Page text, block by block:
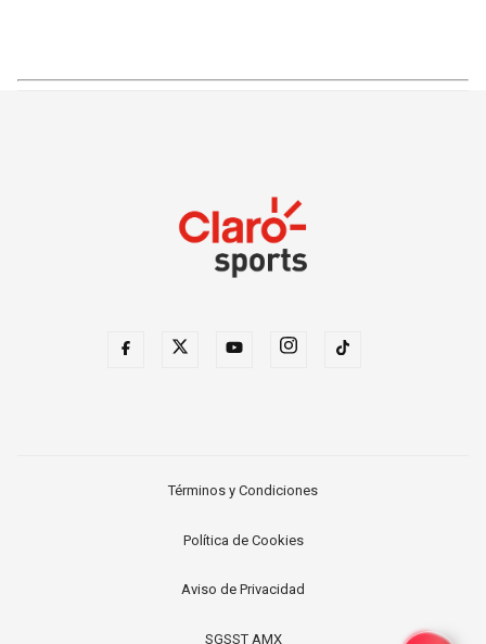
Términos y Condiciones
Política de Cookies
Aviso de Privacidad
SGSST AMX